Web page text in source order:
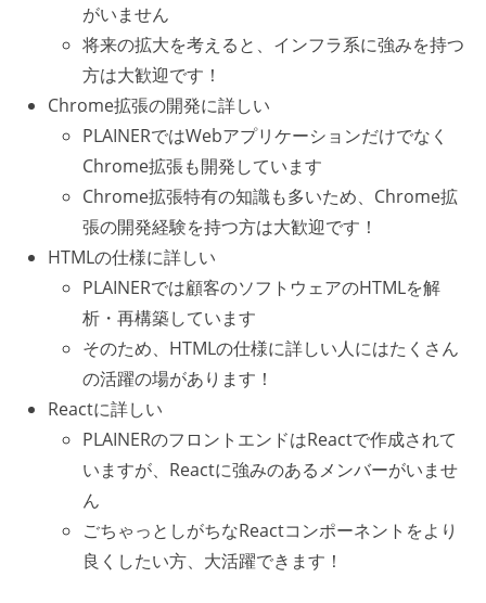
がいません
将来の拡大を考えると、インフラ系に強みを持つ
方は大歓迎です！
Chrome拡張の開発に詳しい
PLAINERではWebアプリケーションだけでなく
Chrome拡張も開発しています
Chrome拡張特有の知識も多いため、Chrome拡
張の開発経験を持つ方は大歓迎です！
HTMLの仕様に詳しい
PLAINERでは顧客のソフトウェアのHTMLを解
析・再構築しています
そのため、HTMLの仕様に詳しい人にはたくさん
の活躍の場があります！
Reactに詳しい
PLAINERのフロントエンドはReactで作成されて
いますが、Reactに強みのあるメンバーがいませ
ん
ごちゃっとしがちなReactコンポーネントをより
良くしたい方、大活躍できます！